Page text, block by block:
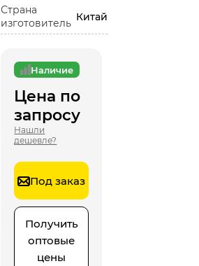
Страна
изготовитель
Китай
Наличие
Цена по
запросу
Нашли
дешевле?
Под заказ
Получить
оптовые
цены